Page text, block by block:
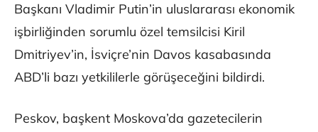
Başkanı Vladimir Putin’in uluslararası ekonomik
işbirliğinden sorumlu özel temsilcisi Kiril
Dmitriyev’in, İsviçre’nin Davos kasabasında
ABD’li bazı yetkililerle görüşeceğini bildirdi.
Peskov, başkent Moskova’da gazetecilerin